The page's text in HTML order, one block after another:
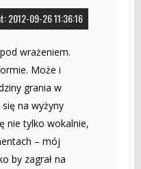
2012-09-26 11:36:16
wrażeniem.
Może i
grania w
na wyżyny
nie tylko wokalnie,
– mój
by zagrał na